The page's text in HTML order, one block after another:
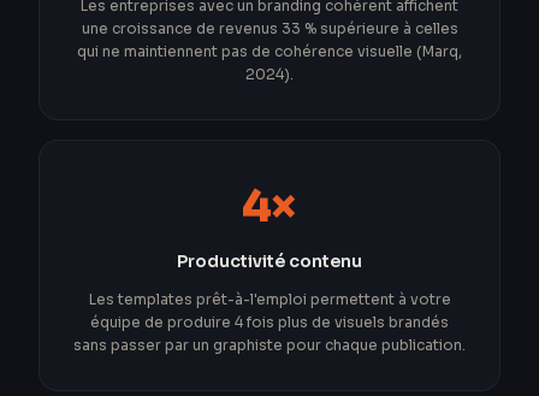
Les entreprises avec un branding cohérent affichent
une croissance de revenus 33 % supérieure à celles
qui ne maintiennent pas de cohérence visuelle (Marq,
2024).
4×
Productivité contenu
Les templates prêt-à-l'emploi permettent à votre
équipe de produire 4 fois plus de visuels brandés
sans passer par un graphiste pour chaque publication.